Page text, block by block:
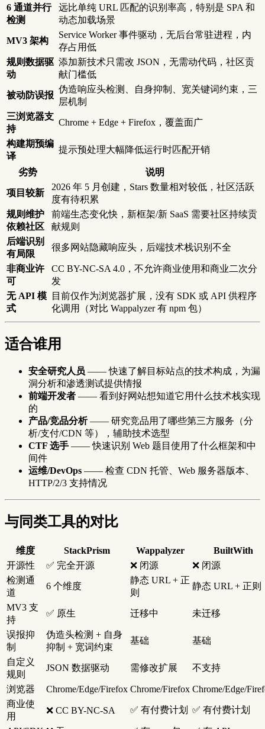
6 通道并行
检测
远比单纯 URL 匹配的识别率高，特别是 SPA 和
动态加载场景
MV3 架构
Service Worker 事件驱动，无后台常驻进程，内
存占用低
规则数据驱
动
添加新技术只需改 JSON，无需动代码，社区贡
献门槛低
被动防误报
伪造响应头检测、自身抑制、宽关键词约束，三
层机制
三浏览器支
持
Chrome + Edge + Firefox，覆盖面广
构建期预编
译
提示预处理大幅降低运行时匹配开销
劣势 说明
项目较新
2026 年 5 月创建，Stars 数量相对较低，社区活跃
度有待积累
规则维护
依赖社区
前端生态变化快，新框架/新 SaaS 需要社区持续贡
献规则
后端识别
有局限
很多网站隐藏响应头，后端技术栈识别不全
非商业许
可
CC BY-NC-SA 4.0，不允许商业使用和商业二次分
发
无 API 模
式
目前仅作为浏览器扩展，没有 SDK 或 API 供程序
化调用（对比 Wappalyzer 有 npm 包）
适合谁用
安全研究人员 —— 快速了解目标站点的技术构成，为漏
洞分析和渗透测试提供情报
前端开发者 —— 看到好网站想知道它用什么技术栈实现
的
产品/竞品分析—— 研究竞品用了哪些第三方服务（分
析/支付/CDN 等），辅助技术选型
CTF 选手 —— 快速识别 Web 题目使用了什么框架和中
间件
运维/DevOps —— 检查 CDN 托管、Web 服务器版本、
HTTP/2/3 支持情况
与同类工具的对比
维度 StackPrism Wappalyzer
BuiltWith
开源性
✅ 完全开源 ❌ 闭源
❌ 闭源
检测通
道
6 个维度
静态 URL + 正
则
静态 URL + 正则
MV3 支
持
✅ 原生 迁移中 未迁移
误报抑
制
伪造头检测 + 自身
抑制 + 宽词约束
基础 基础
自定义
规则
JSON 数据驱动 需修改扩展 不支持
浏览器 Chrome/Edge/Firefox Chrome/Firefox Chrome/Edge/
商业使
用
❌ CC BY-NC-SA ✅ 有付费计划 ✅ 有付费计划